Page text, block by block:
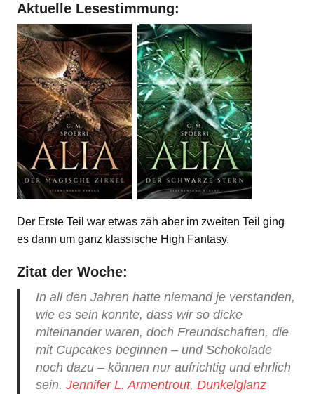
Aktuelle Lesestimmung:
Der Erste Teil war etwas zäh aber im zweiten Teil ging
es dann um ganz klassische High Fantasy.
Zitat der Woche:
In all den Jahren hatte niemand je verstanden,
wie es sein konnte, dass wir so dicke
miteinander waren, doch Freundschaften, die
mit Cupcakes beginnen – und Schokolade
noch dazu – können nur aufrichtig und ehrlich
sein. Jennifer L. Armentrout, Dunkelglanz